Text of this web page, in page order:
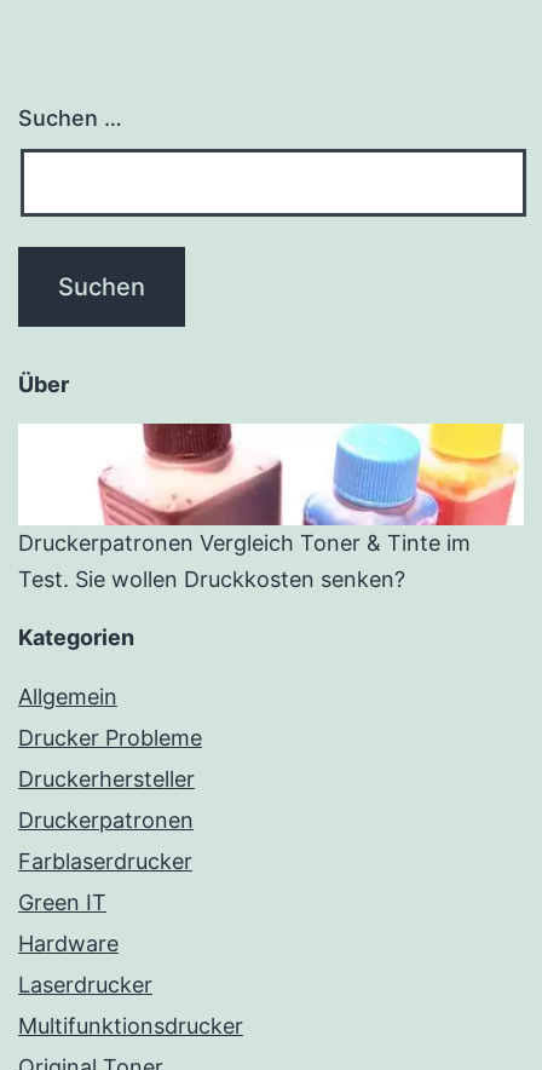
Suchen …
Über
Druckerpatronen Vergleich Toner & Tinte im
Test. Sie wollen Druckkosten senken?
Kategorien
Allgemein
Drucker Probleme
Druckerhersteller
Druckerpatronen
Farblaserdrucker
Green IT
Hardware
Laserdrucker
Multifunktionsdrucker